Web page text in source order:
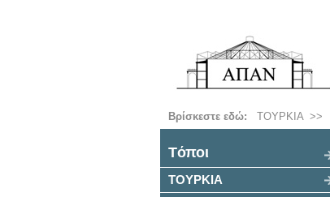
Βρίσκεστε εδώ: ΤΟΥΡΚΙΑ>>
Tόποι
ΤΟΥΡΚΙΑ